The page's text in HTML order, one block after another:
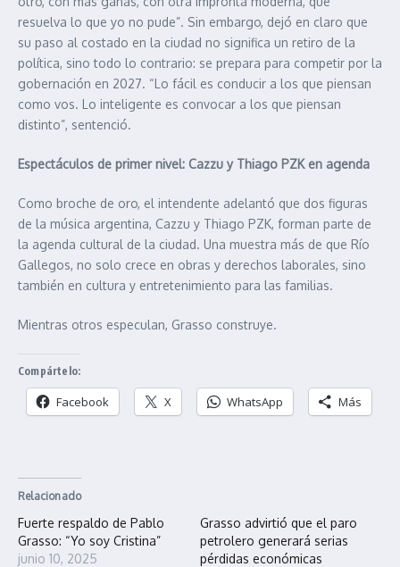
resuelva lo que yo no pude”. Sin embargo, dejó en claro que
su paso al costado en la ciudad no significa un retiro de la
política, sino todo lo contrario: se prepara para competir por la
gobernación en 2027. “Lo fácil es conducir a los que piensan
como vos. Lo inteligente es convocar a los que piensan
distinto”, sentenció.
Espectáculos de primer nivel: Cazzu y Thiago PZK en agenda
Como broche de oro, el intendente adelantó que dos figuras
de la música argentina, Cazzu y Thiago PZK, forman parte de
la agenda cultural de la ciudad. Una muestra más de que Río
Gallegos, no solo crece en obras y derechos laborales, sino
también en cultura y entretenimiento para las familias.
Mientras otros especulan, Grasso construye.
Compártelo:
Facebook X WhatsApp Más
Relacionado
Fuerte respaldo de Pablo
Grasso: “Yo soy Cristina”
junio 10, 2025
Grasso advirtió que el paro
petrolero generará serias
pérdidas económicas